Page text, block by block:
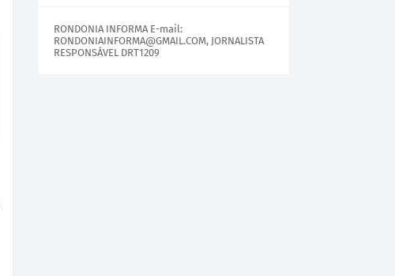
RONDONIA INFORMA E-mail:
RONDONIAINFORMA@GMAIL.COM, JORNALISTA
RESPONSÁVEL DRT1209